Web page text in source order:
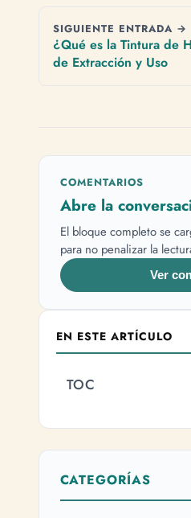
SIGUIENTE ENTRADA →
¿Qué es la Tintura de
de Extracción y Uso
COMENTARIOS
Abre la
El bloque completo se
para no penalizar la
Ver
EN ESTE ARTÍCULO
TOC
CATEGORÍAS